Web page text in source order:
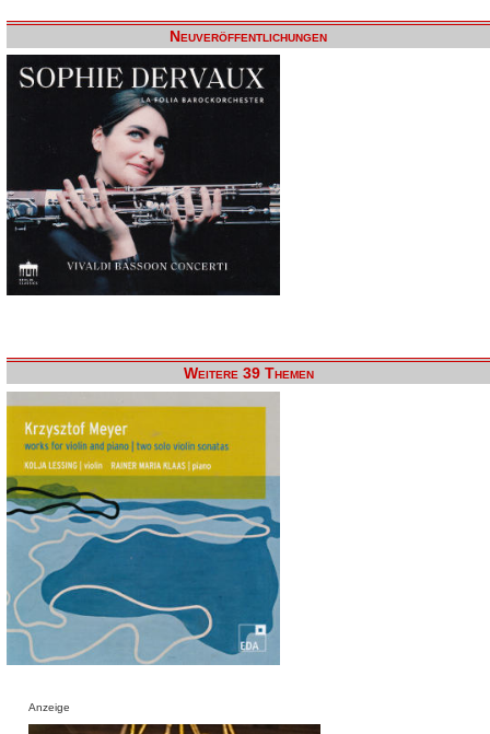
Neuveröffentlichungen
Weitere 39 Themen
Anzeige